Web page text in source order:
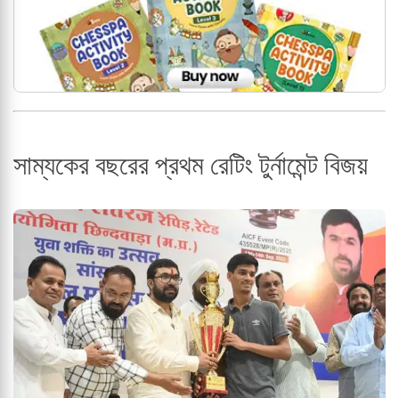
সাম্যকের বছরের প্রথম রেটিং টুর্নামেন্ট বিজয়